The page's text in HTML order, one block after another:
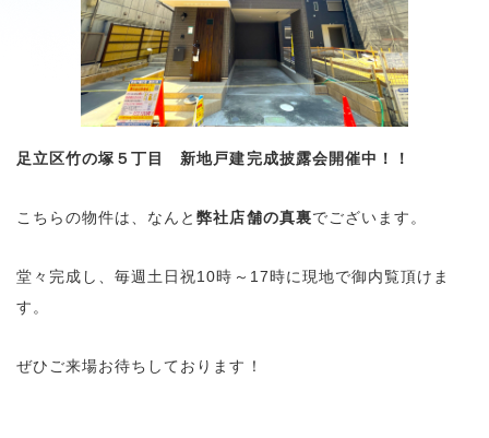
足立区竹の塚５丁目 新地戸建完成披露会開催中！！
こちらの物件は、なんと弊社店舗の真裏でございます。
堂々完成し、毎週土日祝10時～17時に現地で御内覧頂けま
す。
ぜひご来場お待ちしております！